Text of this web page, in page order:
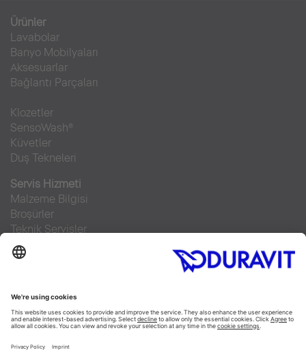
Ürünler
Lavabolar
Banyo Mobilyaları
Aksesuarlar
Bağlantı Parçaları
Klozetler
SensoWash®
Küvetler
Duş Tekneleri
Servis Hizmeti
Malzeme Bilgisi
Broşürler
Teknik Servisler
Sıkça sorulan sorular
Facebook
Instagram
Pinterest
RSS-Feed
YouTube